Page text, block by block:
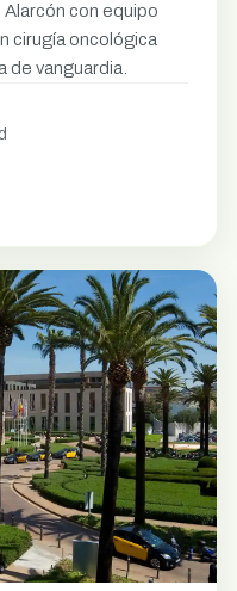
con equipo
cirugía oncológica
de vanguardia.